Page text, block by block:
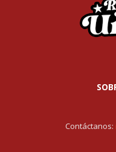
Contáctanos: